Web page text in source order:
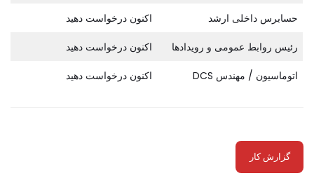
حسابرس داخلی ارشد اکنون درخواست دهید
رئیس روابط عمومی و رویدادها اکنون درخواست دهید
اتوماسیون / مهندس DCS اکنون درخواست دهید
گزارش کار